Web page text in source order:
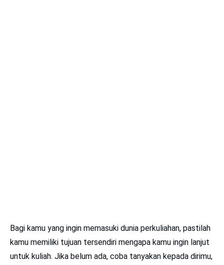
Bagi kamu yang ingin memasuki dunia perkuliahan, pastilah
kamu memiliki tujuan tersendiri mengapa kamu ingin lanjut
untuk kuliah. Jika belum ada, coba tanyakan kepada dirimu,